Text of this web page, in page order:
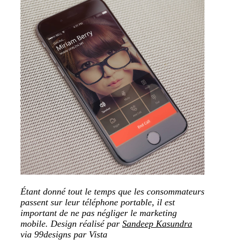
Étant donné tout le temps que les consommateurs
passent sur leur téléphone portable, il est
important de ne pas négliger le marketing
mobile. Design réalisé par Sandeep Kasundra
via 99designs par Vista